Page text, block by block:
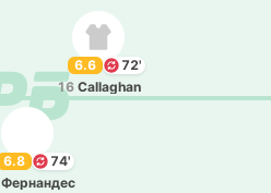
6.6
72'
16 Callaghan
6.8
74'
Фе­рна­ндес